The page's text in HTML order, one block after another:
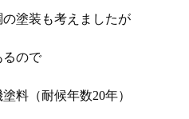
塗装も考えましたが
るので
料（耐候年数20年）